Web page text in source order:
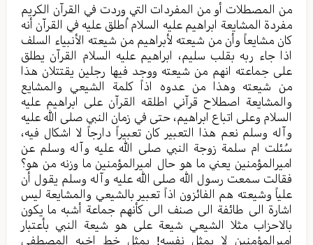
من المصطلات أو من المفردات التي وردت في القرآن الکریم
مفردة المشایعة ابراهیم علیه السلام اُطلق علیه في القرآن أنه
کان مشایعاً وأن من شیعته لأبراهیم من شیعته الأنبیاء السلف
اذا جاء ربه بقلب سلیم، ابراهیم علیه السلام القرآن یطلق
علی جماعته انهم من شیعته ووجد فیها رجلین یقتتلان هذا
من شیعته وهذا من عدوه اذاً کلمة الشیعي والمشایع
والمشایعة اصطلاح قرآني اطلقه القرآن علی ابراهیم علیه
السلام وعلی اتباع ابراهیم، حتی في زمان النبي صلی الله علیه
وآله وسلم نعم هذا التعبیر کان تعبیراً دارجاً لا اشکال فیه،
سُئلت ام سلمة زوجة النبي صلی الله علیه وآله وسلم عن
امیرالمؤمنین یعني ما هو حال امیرالمؤمنین ما وزنه من هو؟
فقالت سمعت رسول الله صلی الله علیه وآله وسلم یقول أن
علیاً وشیعته هم الفائزون اذاً تعبیر بالشیعي والمشایعة لیس
اشارة الی طائفة الی صنف الی کأنهم جماعة أشبه ما یکون
بالاحزاب مثلا الشیعي شیعة علی هو شیعة النبي بأعتبار
امیرالمؤمنین لا یمثل نفسه! یمثل خط اخیه المصطفی